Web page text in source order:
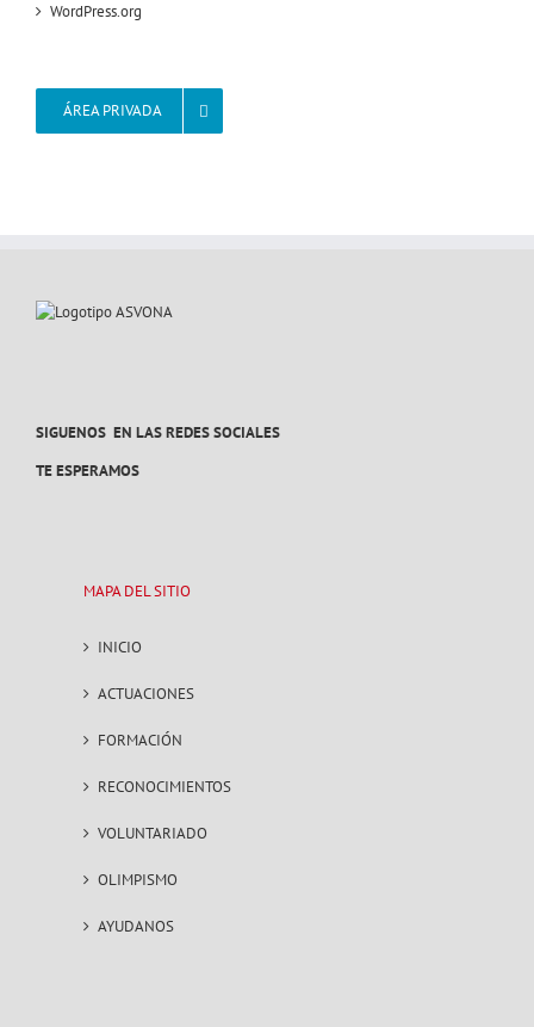
WordPress.org
ÁREA PRIVADA
SIGUENOS EN LAS REDES SOCIALES
TE ESPERAMOS
MAPA DEL SITIO
INICIO
ACTUACIONES
FORMACIÓN
RECONOCIMIENTOS
VOLUNTARIADO
OLIMPISMO
AYUDANOS